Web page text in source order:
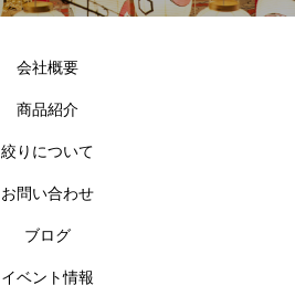
会社概要
商品紹介
絞りについて
お問い合わせ
ブログ
イベント情報